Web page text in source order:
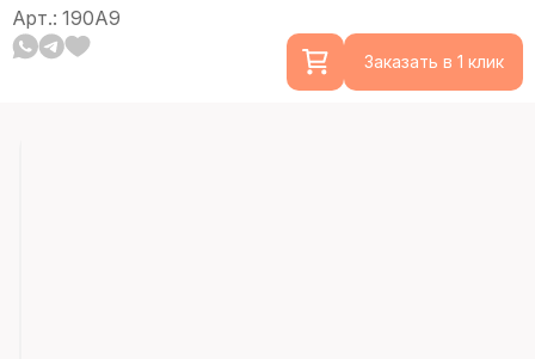
Арт.: 190A9
Заказать в 1 клик